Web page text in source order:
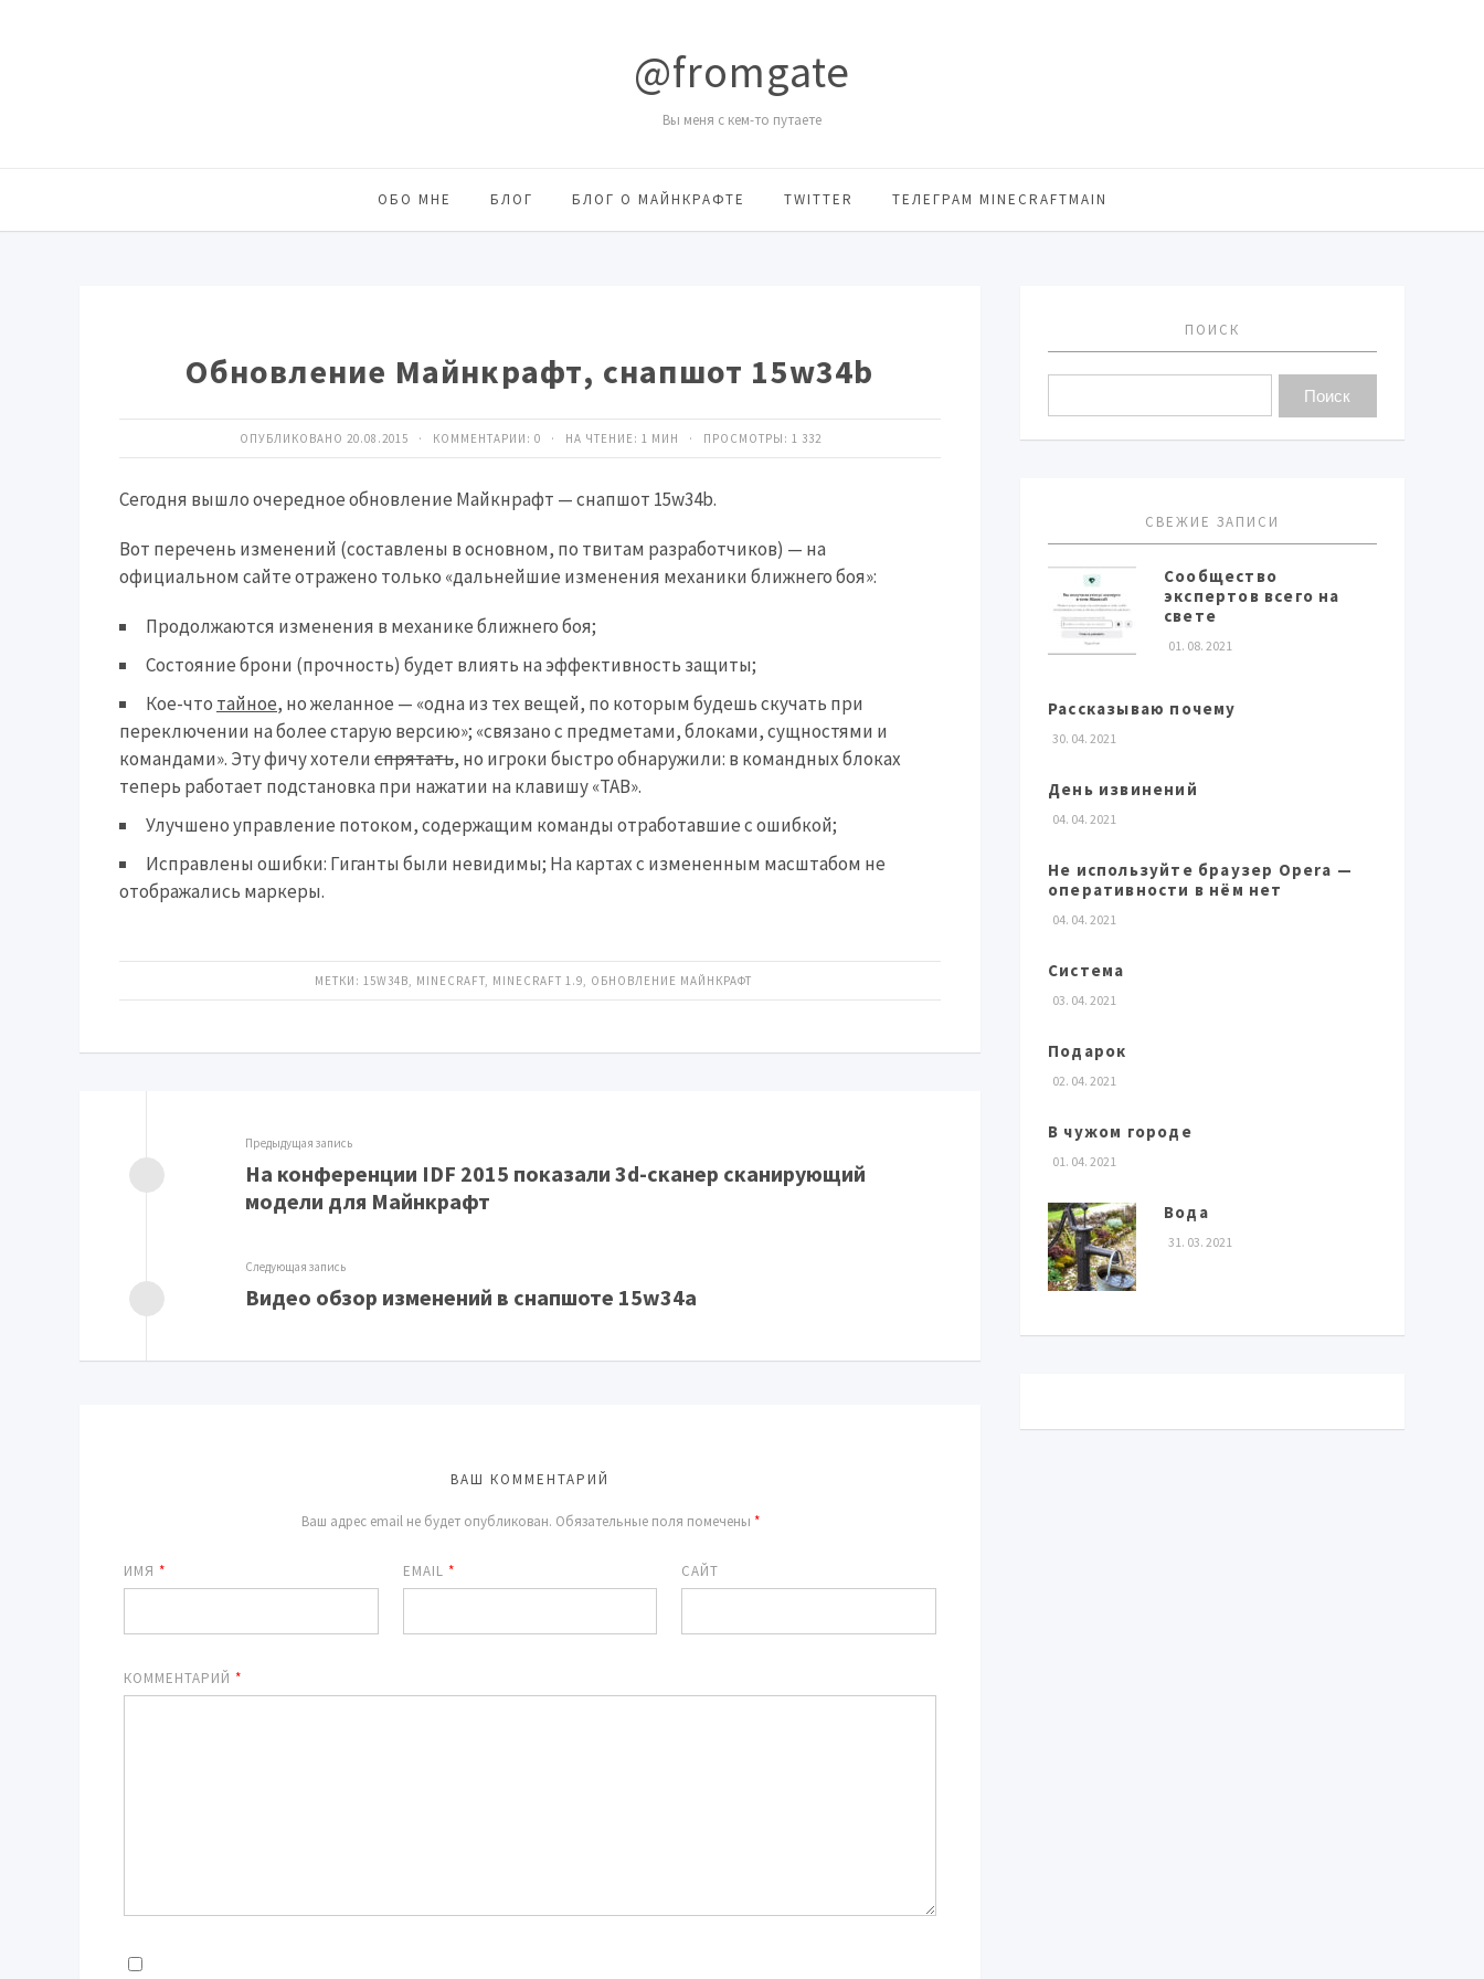
@fromgate
Вы меня с кем-то путаете
ОБО МНЕ БЛОГ БЛОГ О МАЙНКРАФТЕ TWITTER ТЕЛЕГРАМ MINECRAFTMAIN
Обновление Майнкрафт, снапшот 15w34b
ОПУБЛИКОВАНО 20.08.2015 · КОММЕНТАРИИ: 0 · НА ЧТЕНИЕ: 1 МИН · ПРОСМОТРЫ: 1 332
Сегодня вышло очередное обновление Майкнрафт — снапшот 15w34b.
Вот перечень изменений (составлены в основном, по твитам разработчиков) — на
официальном сайте отражено только «дальнейшие изменения механики ближнего боя»:
Продолжаются изменения в механике ближнего боя;
Состояние брони (прочность) будет влиять на эффективность защиты;
Кое-что тайное, но желанное — «одна из тех вещей, по которым будешь скучать при
переключении на более старую версию»; «связано с предметами, блоками, сущностями и
командами». Эту фичу хотели спрятать, но игроки быстро обнаружили: в командных блоках
теперь работает подстановка при нажатии на клавишу «TAB».
Улучшено управление потоком, содержащим команды отработавшие с ошибкой;
Исправлены ошибки: Гиганты были невидимы; На картах с измененным масштабом не
отображались маркеры.
МЕТКИ: 15W34B, MINECRAFT, MINECRAFT 1.9, ОБНОВЛЕНИЕ МАЙНКРАФТ
Предыдущая запись
На конференции IDF 2015 показали 3d-сканер сканирующий
модели для Майнкрафт
Следующая запись
Видео обзор изменений в снапшоте 15w34a
ВАШ КОММЕНТАРИЙ
Ваш адрес email не будет опубликован. Обязательные поля помечены *
ИМЯ * EMAIL * САЙТ
КОММЕНТАРИЙ *
ПОИСК
СВЕЖИЕ ЗАПИСИ
Сообщество
экспертов всего на
свете
01. 08. 2021
Рассказываю почему
30. 04. 2021
День извинений
04. 04. 2021
Не используйте браузер Opera —
оперативности в нём нет
04. 04. 2021
Система
03. 04. 2021
Подарок
02. 04. 2021
В чужом городе
01. 04. 2021
Вода
31. 03. 2021